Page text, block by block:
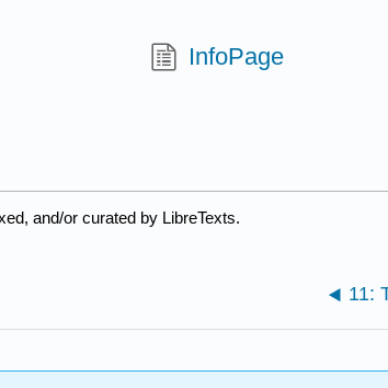
InfoPage
and/or curated by LibreTexts.
11: